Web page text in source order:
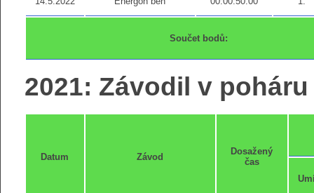
Součet bodů:
2021: Závodil v
Datum Závod
Dosažený
čas